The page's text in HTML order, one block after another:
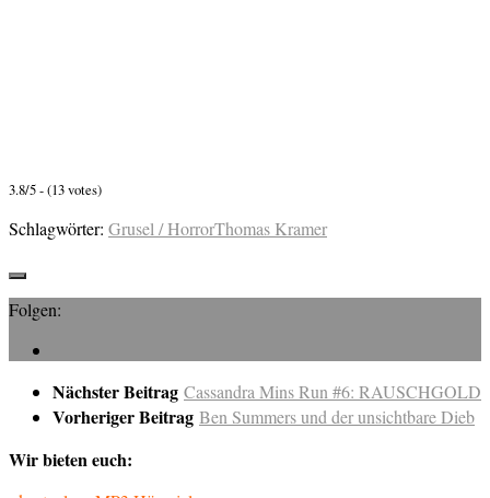
3.8/5 - (13 votes)
Schlagwörter: Grusel / HorrorThomas Kramer
Folgen:
Nächster Beitrag Cassandra Mins Run #6: RAUSCHGOLD
Vorheriger Beitrag Ben Summers und der unsichtbare Dieb
Wir bieten euch: